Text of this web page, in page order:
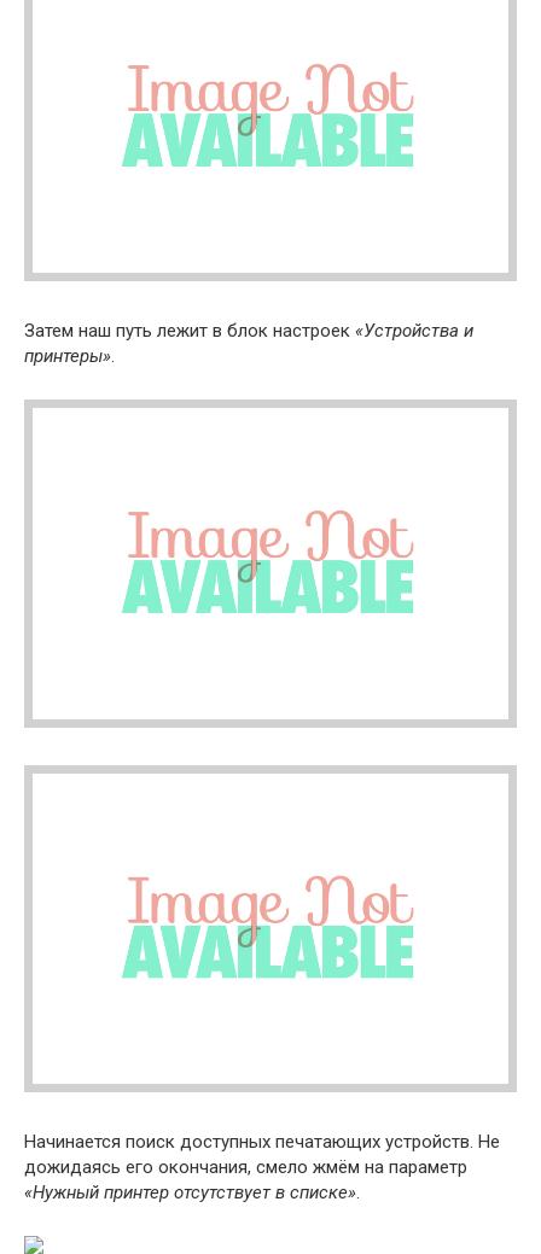
Затем наш путь лежит в блок настроек «Устройства и
принтеры».
Начинается поиск доступных печатающих устройств. Не
дожидаясь его окончания, смело жмём на параметр
«Нужный принтер отсутствует в списке».